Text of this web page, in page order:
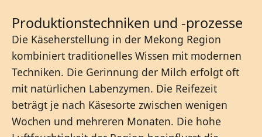
Produktionstechniken und -prozesse
Die Käseherstellung in der Mekong Region
kombiniert traditionelles Wissen mit modernen
Techniken. Die Gerinnung der Milch erfolgt oft
mit natürlichen Labenzymen. Die Reifezeit
beträgt je nach Käsesorte zwischen wenigen
Wochen und mehreren Monaten. Die hohe